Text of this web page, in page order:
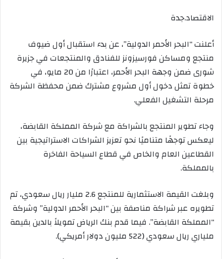
الاقتصاد.جدة
أعلنت “البحر الأحمر الدولية”، عن بدء استقبال أول ضيوف
منتجع ومساكن فورسيزونز للفنادق والمنتجعات في جزيرة
شورى ضمن وجهة البحر الأحمر، اعتبارًا من 20 مايو، في
خطوة تمثل دخول أول مشروع مشترك ضمن محفظة الشركة
مرحلة التشغيل الفعلي.
وجاء تطوير المنتجع بالشراكة مع شركة المملكة القابضة،
ليعكس توجهًا متناميًا نحو تعزيز الشراكات الاستراتيجية بين
القطاعين العام والخاص في قطاع السياحة الفاخرة
بالمملكة.
وبلغت القيمة الاستثمارية للمنتجع 2.6 مليار ريال سعودي، تم
تطويره عبر شراكة مناصفة بين “البحر الأحمر الدولية” وشركة
“المملكة القابضة”. فيما قدم بنك الرياض تمويلاً بالدين بقيمة
ملياري ريال سعودي (522 مليون دولار أمريكي).